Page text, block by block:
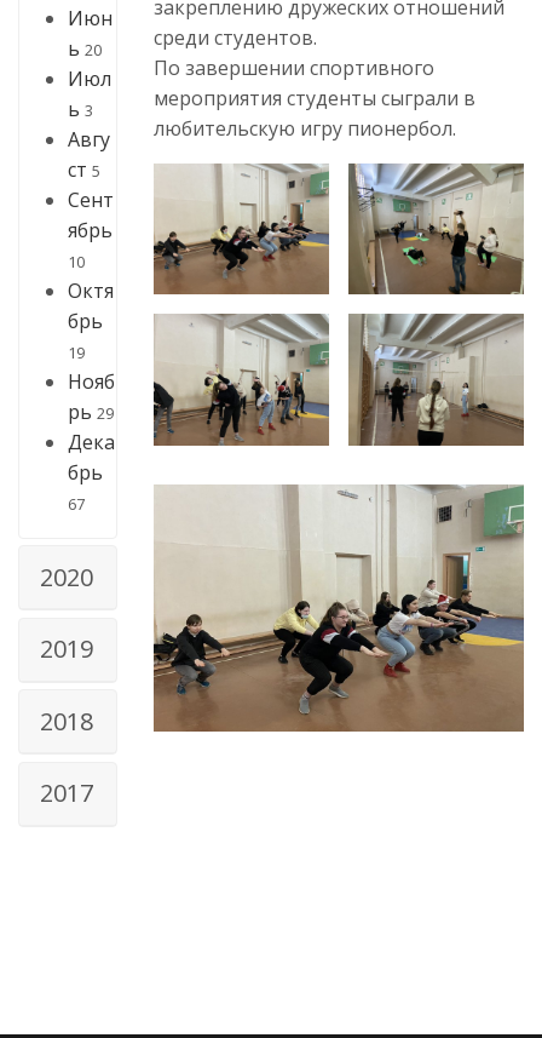
Июн
ь 20
Июл
ь 3
Авгу
ст 5
Сент
ябрь
10
Октя
брь
19
Нояб
рь 29
Дека
брь
67
2020
2019
2018
2017
закреплению дружеских отношений
среди студентов.
По завершении спортивного
мероприятия студенты сыграли в
любительскую игру пионербол.